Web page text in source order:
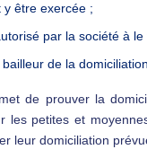
y être exercée ;
par la société à le
de la
de prouver la
les petites et
leur domiciliation